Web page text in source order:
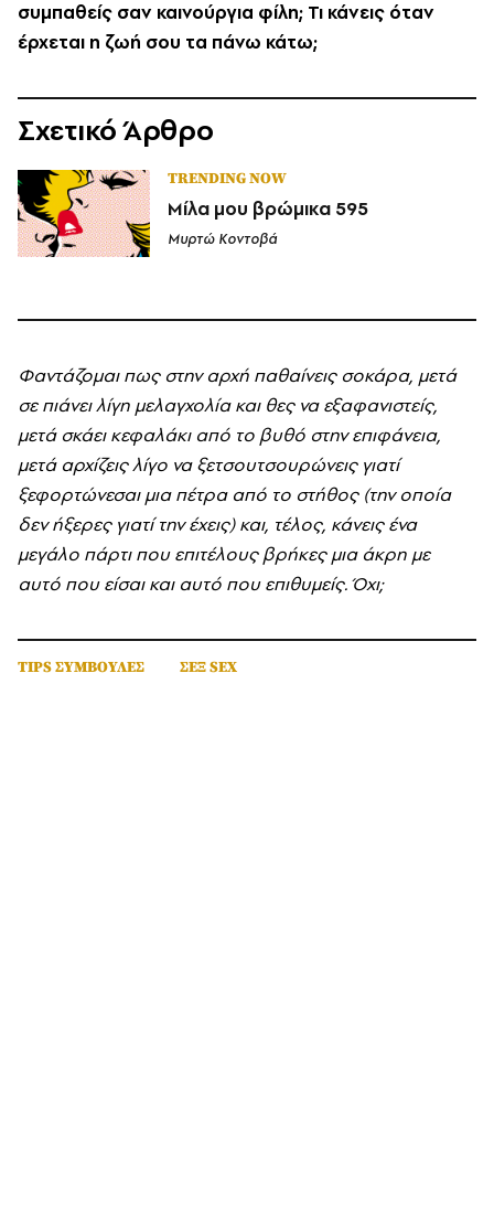
συμπαθείς σαν καινούργια φίλη; Τι κάνεις όταν
έρχεται η ζωή σου τα πάνω κάτω;
Σχετικό Άρθρο
TRENDING NOW
Μίλα μου βρώμικα 595
Μυρτώ Κοντοβά
Φαντάζομαι πως στην αρχή παθαίνεις σοκάρα, μετά
σε πιάνει λίγη μελαγχολία και θες να εξαφανιστείς,
μετά σκάει κεφαλάκι από το βυθό στην επιφάνεια,
μετά αρχίζεις λίγο να ξετσουτσουρώνεις γιατί
ξεφορτώνεσαι μια πέτρα από το στήθος (την οποία
δεν ήξερες γιατί την έχεις) και, τέλος, κάνεις ένα
μεγάλο πάρτι που επιτέλους βρήκες μια άκρη με
αυτό που είσαι και αυτό που επιθυμείς. Όχι;
TIPS ΣΥΜΒΟΥΛΕΣ ΣΕΞ SEX